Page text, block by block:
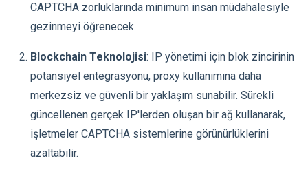
CAPTCHA zorluklarında minimum insan müdahalesiyle
gezinmeyi öğrenecek.
Blockchain Teknolojisi: IP yönetimi için blok zincirinin
potansiyel entegrasyonu, proxy kullanımına daha
merkezsiz ve güvenli bir yaklaşım sunabilir. Sürekli
güncellenen gerçek IP'lerden oluşan bir ağ kullanarak,
işletmeler CAPTCHA sistemlerine görünürlüklerini
azaltabilir.